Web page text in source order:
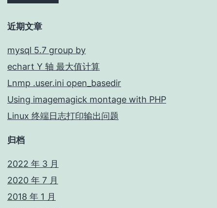
近期文章
mysql 5.7 group by
echart Y 轴 最大值计算
Lnmp .user.ini open_basedir
Using imagemagick montage with PHP
Linux 终端日志打印输出问题
归档
2022 年 3 月
2020 年 7 月
2018 年 1 月